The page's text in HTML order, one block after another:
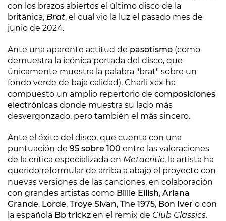
con los brazos abiertos el último disco de la
británica, Brat, el cual vio la luz el pasado mes de
junio de 2024.
Ante una aparente actitud de pasotismo (como
demuestra la icónica portada del disco, que
únicamente muestra la palabra "brat" sobre un
fondo verde de baja calidad), Charli xcx ha
compuesto un amplio repertorio de composiciones
electrónicas donde muestra su lado más
desvergonzado, pero también el más sincero.
Ante el éxito del disco, que cuenta con una
puntuación de 95 sobre 100 entre las valoraciones
de la crítica especializada en Metacritic, la artista ha
querido reformular de arriba a abajo el proyecto con
nuevas versiones de las canciones, en colaboración
con grandes artistas como Billie Eilish, Ariana
Grande, Lorde, Troye Sivan, The 1975, Bon Iver o con
la española Bb trickz en el remix de Club Classics.